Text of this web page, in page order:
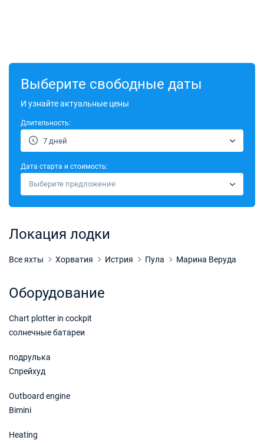
Выберите свободные даты
И узнайте актуальные цены
Длительность:
7 дней
Дата старта и стоимость:
Выберите предложение
Локация лодки
Все яхты Хорватия Истрия Пула Марина Веруда
Оборудование
Chart plotter in cockpit
солнечные батареи
подрулька
Спрейхуд
Outboard engine
Bimini
Heating